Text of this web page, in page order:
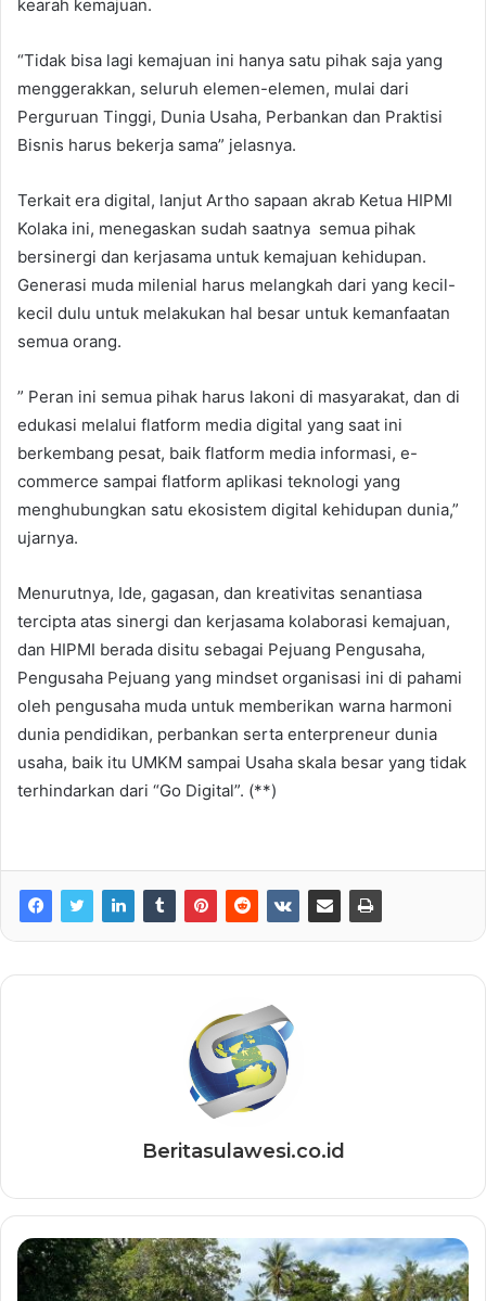
kearah kemajuan.
“Tidak bisa lagi kemajuan ini hanya satu pihak saja yang
menggerakkan, seluruh elemen-elemen, mulai dari
Perguruan Tinggi, Dunia Usaha, Perbankan dan Praktisi
Bisnis harus bekerja sama” jelasnya.
Terkait era digital, lanjut Artho sapaan akrab Ketua HIPMI
Kolaka ini, menegaskan sudah saatnya semua pihak
bersinergi dan kerjasama untuk kemajuan kehidupan.
Generasi muda milenial harus melangkah dari yang kecil-
kecil dulu untuk melakukan hal besar untuk kemanfaatan
semua orang.
” Peran ini semua pihak harus lakoni di masyarakat, dan di
edukasi melalui flatform media digital yang saat ini
berkembang pesat, baik flatform media informasi, e-
commerce sampai flatform aplikasi teknologi yang
menghubungkan satu ekosistem digital kehidupan dunia,”
ujarnya.
Menurutnya, Ide, gagasan, dan kreativitas senantiasa
tercipta atas sinergi dan kerjasama kolaborasi kemajuan,
dan HIPMI berada disitu sebagai Pejuang Pengusaha,
Pengusaha Pejuang yang mindset organisasi ini di pahami
oleh pengusaha muda untuk memberikan warna harmoni
dunia pendidikan, perbankan serta enterpreneur dunia
usaha, baik itu UMKM sampai Usaha skala besar yang tidak
terhindarkan dari “Go Digital”. (**)
Beritasulawesi.co.id